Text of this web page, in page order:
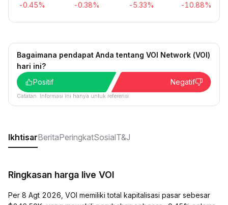
-0.45% -0.38% -5.33% -10.88%
Bagaimana pendapat Anda tentang VOI Network (VOI)
hari ini?
Positif
Negatif
Catatan: Informasi ini hanya untuk referensi.
IkhtisarBeritaPeringkatSosialT&J
Ringkasan harga live VOI
Per 8 Agt 2026, VOI memiliki total kapitalisasi pasar sebesar